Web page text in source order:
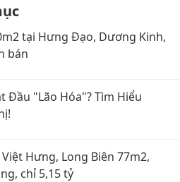
tại Hưng Đạo, Dương Kinh,
bán
Đầu "Lão Hóa"? Tìm Hiểu
Hưng, Long Biên 77m2,
chỉ 5,15 tỷ